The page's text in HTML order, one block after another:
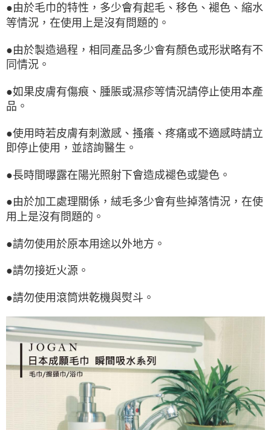
●由於毛巾的特性，多少會有起毛、移色、褪色、縮水
等情況，在使用上是沒有問題的。
●由於製造過程，相同產品多少會有顏色或形狀略有不
同情況。
●如果皮膚有傷痕、腫脹或濕疹等情況請停止使用本產
品。
●使用時若皮膚有刺激感、搔癢、疼痛或不適感時請立
即停止使用，並諮詢醫生。
●長時間曝露在陽光照射下會造成褪色或變色。
●由於加工處理關係，絨毛多少會有些掉落情況，在使
用上是沒有問題的。
●請勿使用於原本用途以外地方。
●請勿接近火源。
●請勿使用滾筒烘乾機與熨斗。